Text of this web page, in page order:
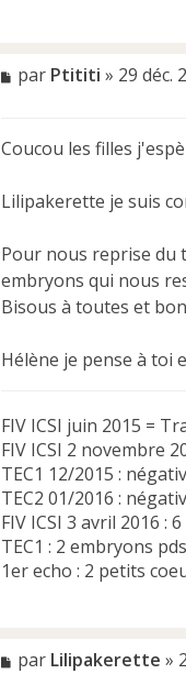
M
a
e
n
l
u
par Ptititi » 29 déc.
Coucou les filles
Lilipakerette je suis
Pour nous reprise du
embryons qui nous
Bisous à toutes et
Hélène je pense à toi
FIV ICSI juin 2015 =
FIV ICSI 2 novembre
TEC1 12/2015 :
TEC2 01/2016 :
FIV ICSI 3 avril 2016 :
TEC1 : 2 embryons
1er echo : 2 petits
M
par Lilipakerette »